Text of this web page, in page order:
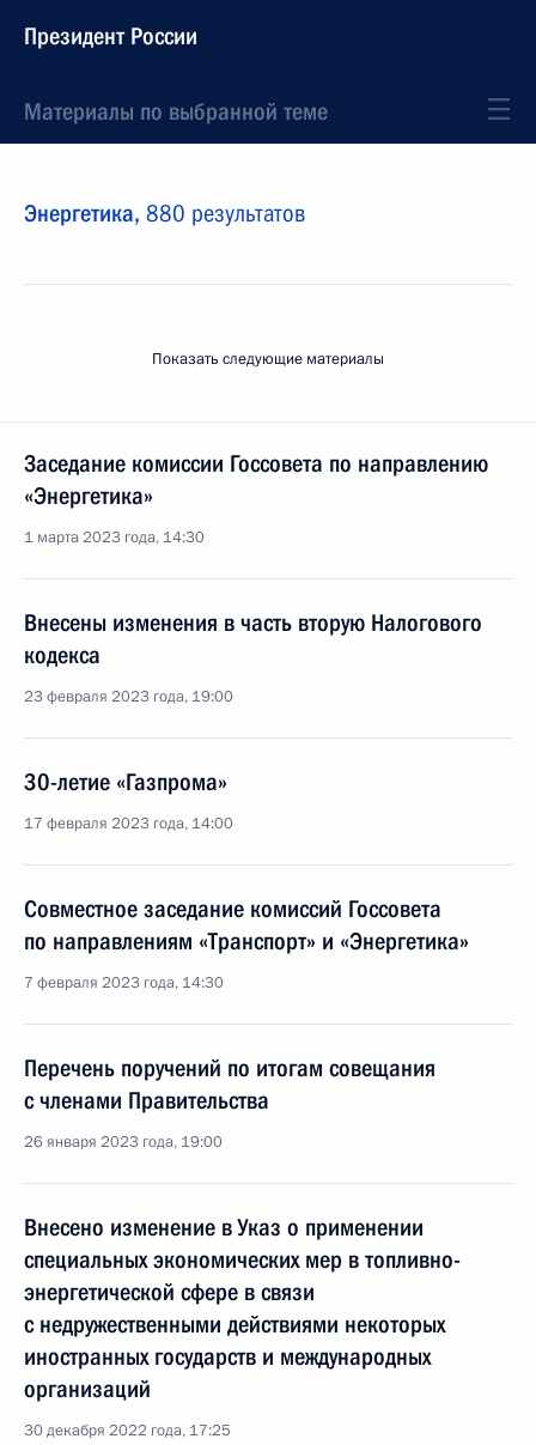
Президент России
Материалы по выбранной теме
Энергетика, 880 результатов
Показать следующие материалы
Заседание комиссии Госсовета по направлению
«Энергетика»
1 марта 2023 года, 14:30
Внесены изменения в часть вторую Налогового
кодекса
23 февраля 2023 года, 19:00
30-летие «Газпрома»
17 февраля 2023 года, 14:00
Совместное заседание комиссий Госсовета
по направлениям «Транспорт» и «Энергетика»
7 февраля 2023 года, 14:30
Перечень поручений по итогам совещания
с членами Правительства
26 января 2023 года, 19:00
Внесено изменение в Указ о применении
специальных экономических мер в топливно-
энергетической сфере в связи
с недружественными действиями некоторых
иностранных государств и международных
организаций
30 декабря 2022 года, 17:25